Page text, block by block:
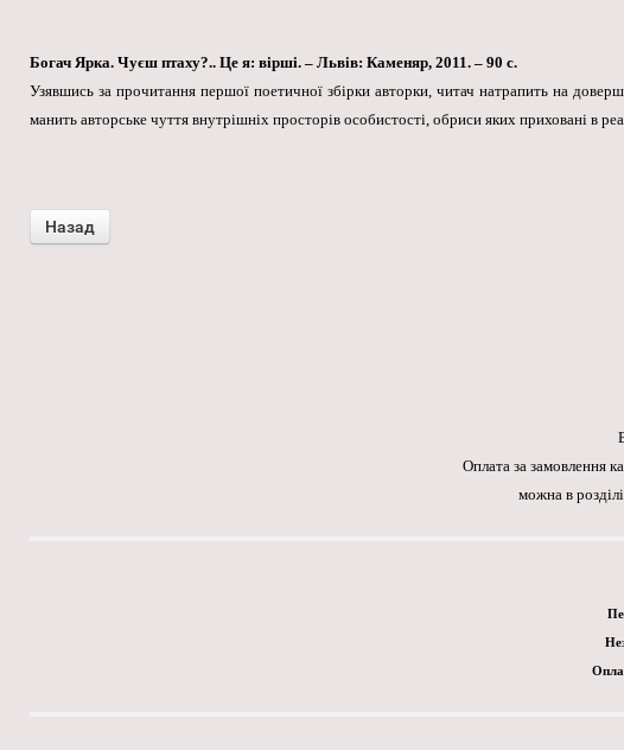
Богач Ярка. Чуєш птаху?.. Це я: вірші. – Львів: Каменяр, 2011. – 90 с.
Узявшись за прочитання першої поетичної збірки авторки, читач натрапить на
манить авторське чуття внутрішніх просторів особистості, обриси яких приховані в
Оплата за замовлення
можна в